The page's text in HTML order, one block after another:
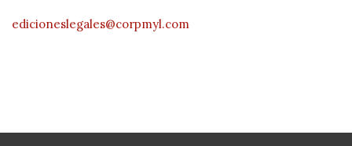
edicioneslegales@corpmyl.com